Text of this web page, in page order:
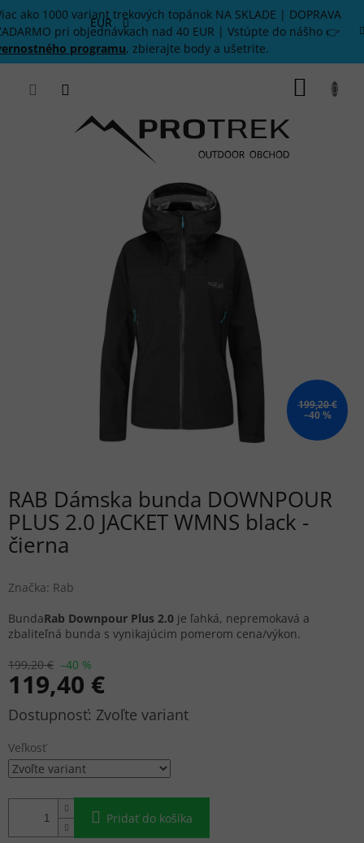
Prejsť
na
obsah
ako 1000 variant trekových topánok NA SKLADE | DOPRAVA
pri objednávkach nad 40 EUR | Vstúpte do nášho 👉
programu, zbierajte body a ušetrite.
EUR
199,20 €
–40 %
RAB Dámska bunda DOWNPOUR
PLUS 2.0 JACKET WMNS black -
čierna
Značka: Rab
199,20 € –40 %
119,40 €
Jednotková
Zvoľte variant
Veľkosť
Pridať do košíka
BundaRab Downpour Plus 2.0 je ľahká, nepremokavá a
zbaliteľná bunda s vynikajúcim pomerom cena/výkon.